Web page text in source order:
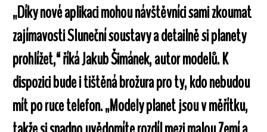
„Díky nové aplikaci mohou návštěvníci sami zkoumat
zajímavosti Sluneční soustavy a detailně si planety
prohlížet,“ říká Jakub Šimánek, autor modelů. K
dispozici bude i tištěná brožura pro ty, kdo nebudou
mít po ruce telefon. „Modely planet jsou v měřítku,